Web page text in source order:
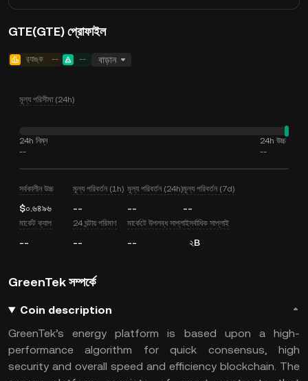
GTE(GTE) প্রোফাইল
র‍্যাঙ্ক -- -- বাড়ান
মূল্য পরিসীমা (24h)
24h নিম্ন
--
24h উচ্চ
--
সর্বকালীন উচ্চ
$০.৬৪৯৬
মূল্য পরিবর্তন (1h)
--
মূল্য পরিবর্তন (24h)
--
মূল্য পরিবর্তন (7d)
--
মার্কেট ক্যাপ
--
24 ঘন্টায় পরিমাণ
--
মার্কেটে উপলব্ধ সাপ্লাই
--
সর্বাধিক সাপ্লাই
২B
GreenTek সম্পর্কে
Coin description
GreenTek’s energy platform is based upon a high-
performance algorithm for quick consensus, high
security and overall speed and efficiency blockchain. The